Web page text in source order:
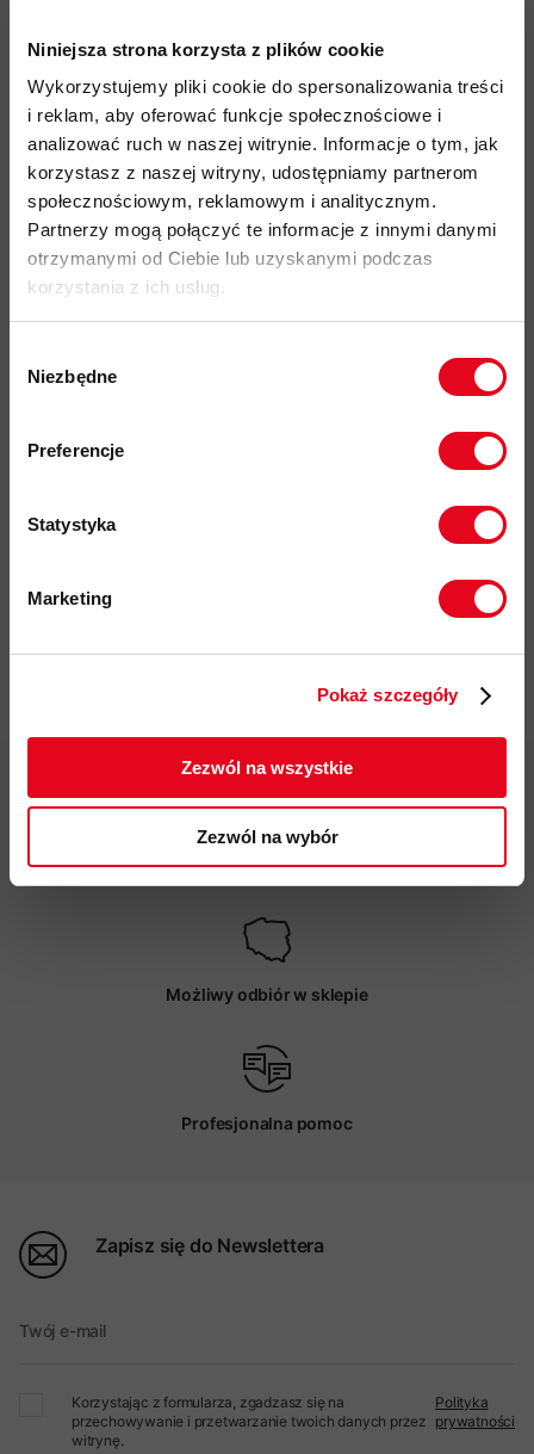
Niniejsza strona korzysta z plików cookie
Wykorzystujemy pliki cookie do spersonalizowania treści
i reklam, aby oferować funkcje społecznościowe i
analizować ruch w naszej witrynie. Informacje o tym, jak
korzystasz z naszej witryny, udostępniamy partnerom
społecznościowym, reklamowym i analitycznym.
Partnerzy mogą połączyć te informacje z innymi danymi
otrzymanymi od Ciebie lub uzyskanymi podczas
korzystania z ich usług.
zgody
Niezbędne
Preferencje
Statystyka
Marketing
Pokaż szczegóły
Zezwól na wszystkie
Zezwól na wybór
Trial Running, użytkowanie Miejskie
czapka typu trucker z siatkowym tyłem i logotypem marki na
froncie
wykonana z materiału nylonowego
pochodzącego w 100% z
recyklingu o gramaturze 120 g/m2
o wyglądzie i dotyku
przypominającym bawełnę na froncie, a tył z delikatnej
siatki by zwiększyć oddychalność
płaski, sztywny daszek
impregnacja DWRnie zawiera szkodliwych dla zdrowia i
wilgocią
taśm i dyskretnej, płaskiej klamry
Darmowa dostawa od 200 zł
Możliwy odbiór w sklepie
Profesjonalna pomoc
Zapisz się do Newslettera
Twój e-mail
Korzystając z formularza, zgadzasz się na
przechowywanie i przetwarzanie twoich danych przez
witrynę.
Polityka
prywatności
zgodnie z Polityką prywatności.